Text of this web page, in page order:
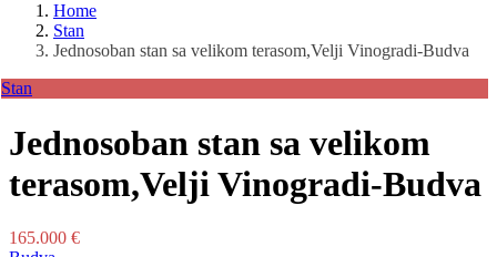
Home
Stan
Jednosoban stan sa velikom terasom,Velji Vinogradi-Budva
Stan
Jednosoban stan sa velikom
terasom,Velji Vinogradi-Budva
165.000 €